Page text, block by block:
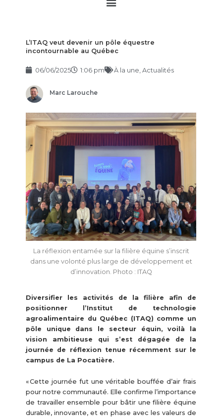
L’ITAQ veut devenir un pôle équestre
incontournable au Québec
06/06/2025 1:06 pm À la une Actualités
Marc Larouche
La réflexion entamée sur la filière équine s’inscrit
dans une volonté plus large de développement et
d’innovation. Photo : ITAQ
Diversifier les activités de la filière afin de
positionner l’Institut de technologie
agroalimentaire du Québec (ITAQ) comme un
pôle unique dans le secteur équin, voilà la
vision ambitieuse qui s’est dégagée de la
journée de réflexion tenue récemment sur le
campus de La Pocatière.
« Cette journée fut une véritable bouffée d’air frais
pour notre communauté. Elle confirme l’importance
de travailler ensemble pour bâtir une filière équine
durable, innovante, et en phase avec les valeurs de